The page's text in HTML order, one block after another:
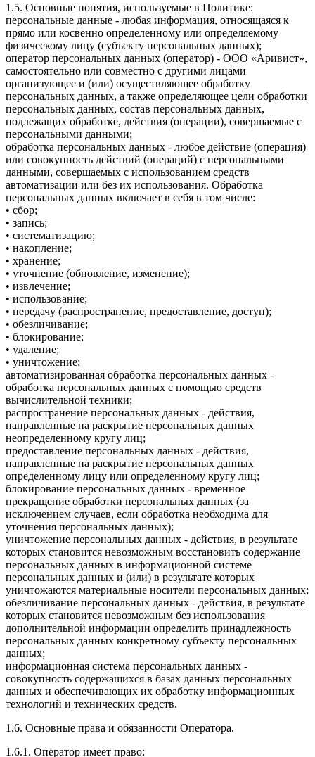
1.5. Основные понятия, используемые в Политике:
персональные данные - любая информация, относящаяся к
прямо или косвенно определенному или определяемому
физическому лицу (субъекту персональных данных);
оператор персональных данных (оператор) - ООО «Аривист»,
самостоятельно или совместно с другими лицами
организующее и (или) осуществляющее обработку
персональных данных, а также определяющее цели обработки
персональных данных, состав персональных данных,
подлежащих обработке, действия (операции), совершаемые с
персональными данными;
обработка персональных данных - любое действие (операция)
или совокупность действий (операций) с персональными
данными, совершаемых с использованием средств
автоматизации или без их использования. Обработка
персональных данных включает в себя в том числе:
• сбор;
• запись;
• систематизацию;
• накопление;
• хранение;
• уточнение (обновление, изменение);
• извлечение;
• использование;
• передачу (распространение, предоставление, доступ);
• обезличивание;
• блокирование;
• удаление;
• уничтожение;
автоматизированная обработка персональных данных -
обработка персональных данных с помощью средств
вычислительной техники;
распространение персональных данных - действия,
направленные на раскрытие персональных данных
неопределенному кругу лиц;
предоставление персональных данных - действия,
направленные на раскрытие персональных данных
определенному лицу или определенному кругу лиц;
блокирование персональных данных - временное
прекращение обработки персональных данных (за
исключением случаев, если обработка необходима для
уточнения персональных данных);
уничтожение персональных данных - действия, в результате
которых становится невозможным восстановить содержание
персональных данных в информационной системе
персональных данных и (или) в результате которых
уничтожаются материальные носители персональных данных;
обезличивание персональных данных - действия, в результате
которых становится невозможным без использования
дополнительной информации определить принадлежность
персональных данных конкретному субъекту персональных
данных;
информационная система персональных данных -
совокупность содержащихся в базах данных персональных
данных и обеспечивающих их обработку информационных
технологий и технических средств.
1.6. Основные права и обязанности Оператора.
1.6.1. Оператор имеет право: